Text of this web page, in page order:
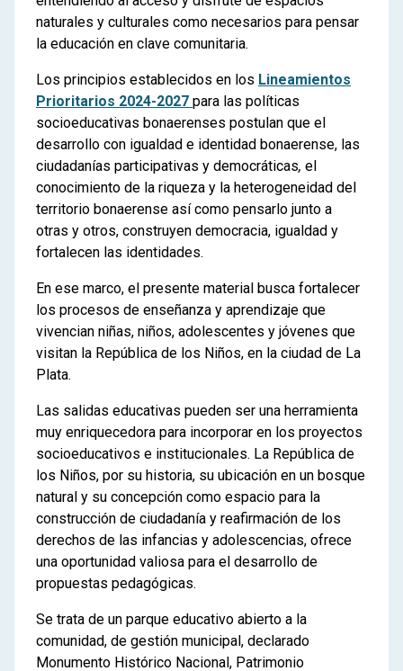
naturales y culturales como necesarios para pensar
la educación en clave comunitaria.
Los principios establecidos en los Lineamientos
Prioritarios 2024-2027 para las políticas
socioeducativas bonaerenses postulan que el
desarrollo con igualdad e identidad bonaerense, las
ciudadanías participativas y democráticas, el
conocimiento de la riqueza y la heterogeneidad del
territorio bonaerense así como pensarlo junto a
otras y otros, construyen democracia, igualdad y
fortalecen las identidades.
En ese marco, el presente material busca fortalecer
los procesos de enseñanza y aprendizaje que
vivencian niñas, niños, adolescentes y jóvenes que
visitan la República de los Niños, en la ciudad de La
Plata.
Las salidas educativas pueden ser una herramienta
muy enriquecedora para incorporar en los proyectos
socioeducativos e institucionales. La República de
los Niños, por su historia, su ubicación en un bosque
natural y su concepción como espacio para la
construcción de ciudadanía y reafirmación de los
derechos de las infancias y adolescencias, ofrece
una oportunidad valiosa para el desarrollo de
propuestas pedagógicas.
Se trata de un parque educativo abierto a la
comunidad, de gestión municipal, declarado
Monumento Histórico Nacional, Patrimonio